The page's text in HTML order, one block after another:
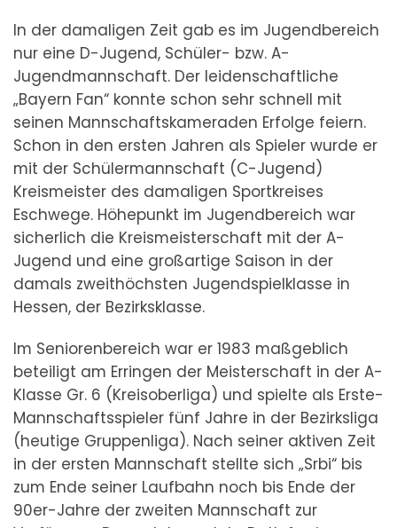
In der damaligen Zeit gab es im Jugendbereich
nur eine D-Jugend, Schüler- bzw. A-
Jugendmannschaft. Der leidenschaftliche
„Bayern Fan“ konnte schon sehr schnell mit
seinen Mannschaftskameraden Erfolge feiern.
Schon in den ersten Jahren als Spieler wurde er
mit der Schülermannschaft (C-Jugend)
Kreismeister des damaligen Sportkreises
Eschwege. Höhepunkt im Jugendbereich war
sicherlich die Kreismeisterschaft mit der A-
Jugend und eine großartige Saison in der
damals zweithöchsten Jugendspielklasse in
Hessen, der Bezirksklasse.
Im Seniorenbereich war er 1983 maßgeblich
beteiligt am Erringen der Meisterschaft in der A-
Klasse Gr. 6 (Kreisoberliga) und spielte als Erste-
Mannschaftsspieler fünf Jahre in der Bezirksliga
(heutige Gruppenliga). Nach seiner aktiven Zeit
in der ersten Mannschaft stellte sich „Srbi“ bis
zum Ende seiner Laufbahn noch bis Ende der
90er-Jahre der zweiten Mannschaft zur